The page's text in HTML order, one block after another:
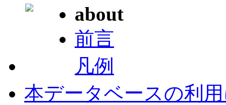
about
前言
凡例
本データベースの利